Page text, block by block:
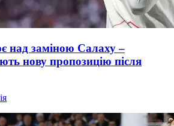
над заміною Салаху –
нову пропозицію після